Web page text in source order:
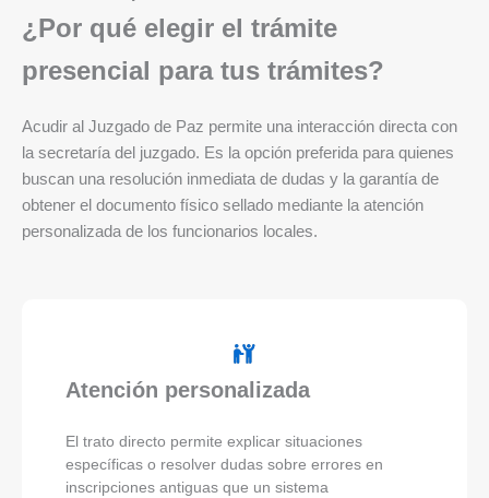
¿Por qué elegir el trámite
presencial para tus trámites?
Acudir al Juzgado de Paz permite una interacción directa con
la secretaría del juzgado. Es la opción preferida para quienes
buscan una resolución inmediata de dudas y la garantía de
obtener el documento físico sellado mediante la atención
personalizada de los funcionarios locales.
Atención personalizada
El trato directo permite explicar situaciones
específicas o resolver dudas sobre errores en
inscripciones antiguas que un sistema